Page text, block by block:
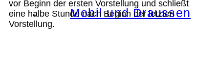
Mobil und Draussen
vor Beginn der ersten Vorstellung und schließt
eine halbe Stunde nach Beginn der letzten
Vorstellung.